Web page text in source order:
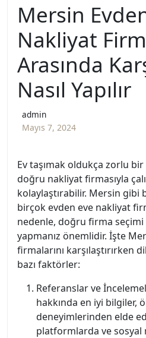
Mersin
Nakliyat
Arasında
Nasıl Yapılır
admin
Mayıs 7, 2024
Ev taşımak oldukça zorlu
doğru nakliyat firmasıyla
kolaylaştırabilir. Mersin gibi
birçok evden eve nakliyat
nedenle, doğru firma seçimi
yapmanız önemlidir. İşte
firmalarını karşılaştırırken
bazı faktörler:
Referanslar ve
hakkında en iyi bilgiler,
deneyimlerinden elde
platformlarda ve sosyal